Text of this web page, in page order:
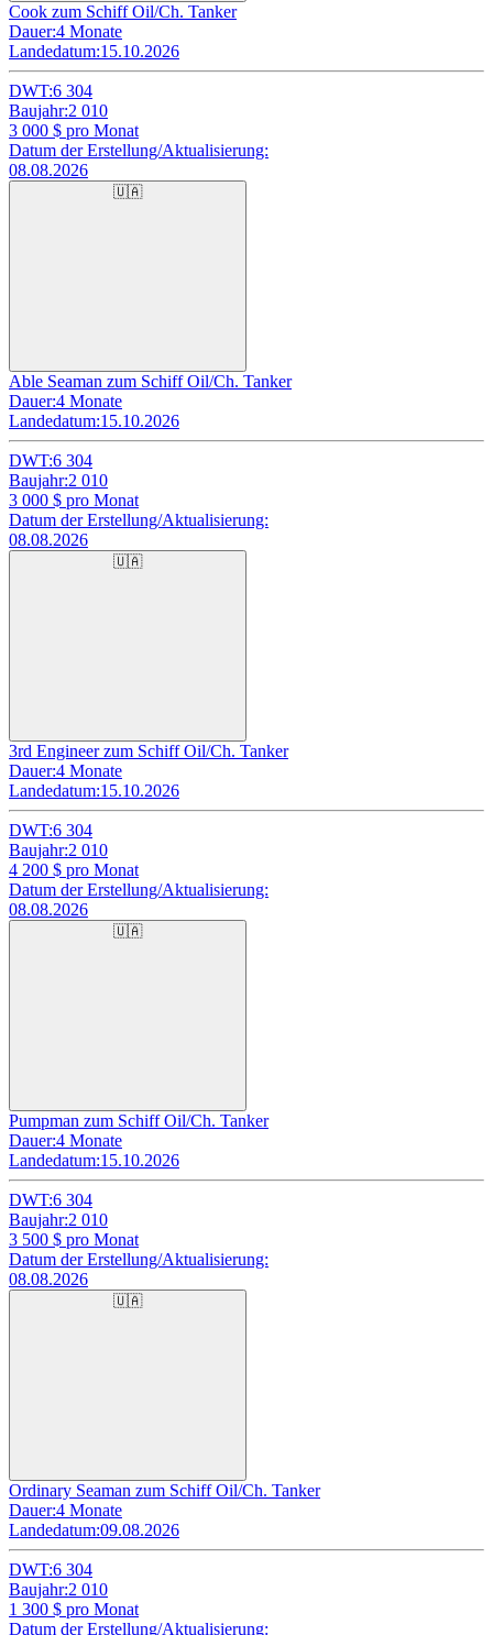
Cook zum Schiff Oil/Ch. Tanker
Dauer:4 Monate
Landedatum:15.10.2026
DWT:6 304
Baujahr:2 010
3 000 $ pro Monat
Datum der Erstellung/Aktualisierung:
08.08.2026
🇺🇦
Able Seaman zum Schiff Oil/Ch. Tanker
Dauer:4 Monate
Landedatum:15.10.2026
DWT:6 304
Baujahr:2 010
3 000 $ pro Monat
Datum der Erstellung/Aktualisierung:
08.08.2026
🇺🇦
3rd Engineer zum Schiff Oil/Ch. Tanker
Dauer:4 Monate
Landedatum:15.10.2026
DWT:6 304
Baujahr:2 010
4 200 $ pro Monat
Datum der Erstellung/Aktualisierung:
08.08.2026
🇺🇦
Pumpman zum Schiff Oil/Ch. Tanker
Dauer:4 Monate
Landedatum:15.10.2026
DWT:6 304
Baujahr:2 010
3 500 $ pro Monat
Datum der Erstellung/Aktualisierung:
08.08.2026
🇺🇦
Ordinary Seaman zum Schiff Oil/Ch. Tanker
Dauer:4 Monate
Landedatum:09.08.2026
DWT:6 304
Baujahr:2 010
1 300 $ pro Monat
Datum der Erstellung/Aktualisierung: